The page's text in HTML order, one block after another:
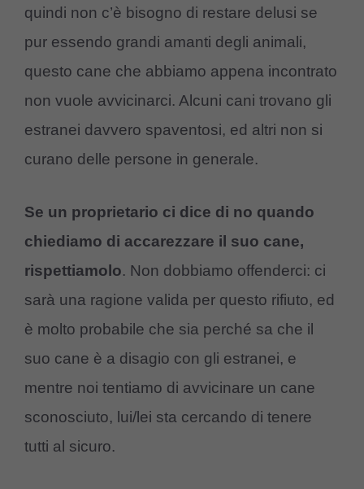
quindi non c’è bisogno di restare delusi se
pur essendo grandi amanti degli animali,
questo cane che abbiamo appena incontrato
non vuole avvicinarci. Alcuni cani trovano gli
estranei davvero spaventosi, ed altri non si
curano delle persone in generale.
Se un proprietario ci dice di no quando
chiediamo di accarezzare il suo cane,
rispettiamolo. Non dobbiamo offenderci: ci
sarà una ragione valida per questo rifiuto, ed
è molto probabile che sia perché sa che il
suo cane è a disagio con gli estranei, e
mentre noi tentiamo di avvicinare un cane
sconosciuto, lui/lei sta cercando di tenere
tutti al sicuro.